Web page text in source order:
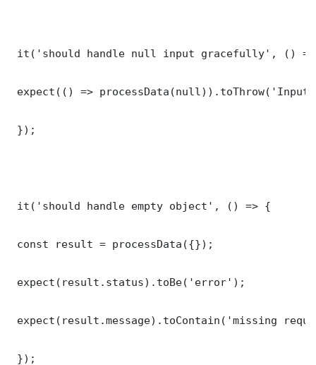
it('should handle null input gracefully', ()
expect(() =>
});
it('should handle empty object', () => {
const result = processData({});
expect(result.status).toBe('error');
expect(result.message).toContain('missing
});